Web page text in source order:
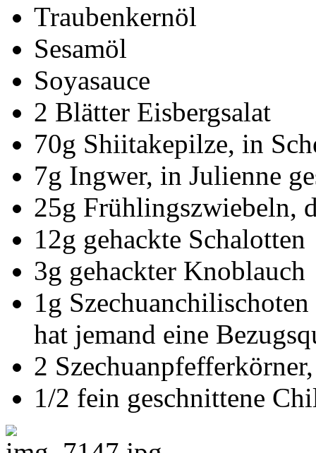
Traubenkernöl
Sesamöl
Soyasauce
2 Blätter Eisbergsalat
70g Shiitakepilze, in
7g Ingwer, in Julienne
25g Frühlingszwiebeln,
12g gehackte Schalotten
3g gehackter Knoblauch
1g
hat jemand eine
2
1/2 fein geschnittene